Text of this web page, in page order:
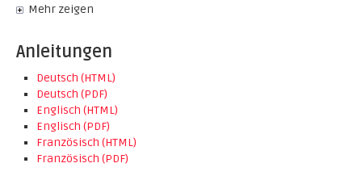
Mehr zeigen
Anleitungen
Deutsch (HTML)
Deutsch (PDF)
Englisch (HTML)
Englisch (PDF)
Französisch (HTML)
Französisch (PDF)